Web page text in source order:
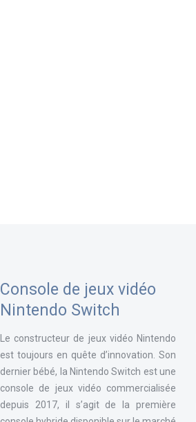
Console de jeux vidéo
Nintendo Switch
Le constructeur de jeux vidéo Nintendo
est toujours en quête d’innovation. Son
dernier bébé, la Nintendo Switch est une
console de jeux vidéo commercialisée
depuis 2017, il s’agit de la première